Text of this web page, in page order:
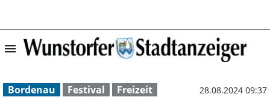
menu „HAYO dreht
Bordenau Festival Freizeit 28.08.2024 09:37